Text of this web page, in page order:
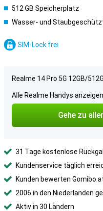
512 GB Speicherplatz
Wasser- und
SIM-Lock frei
Realme 14 Pro 5G 12GB/
Alle Realme Handys
Gehe zu
31 Tage kostenlose
Kundenservice täglich
Kunden bewerten
2006 in den Niederlanden
Aktiv in 30 Ländern